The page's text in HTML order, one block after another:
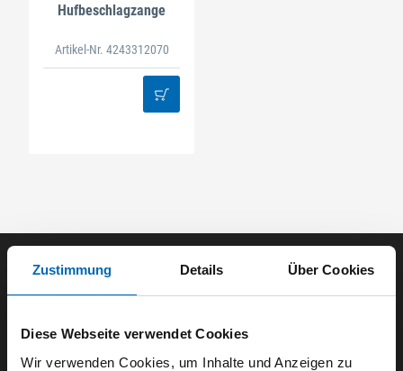
Zustimmung Details Über Cookies
Diese Webseite verwendet Cookies
Wir verwenden Cookies, um Inhalte und Anzeigen zu
Hufbeschlagzange
Artikel-Nr. 4243312070
E-Mail eingeben